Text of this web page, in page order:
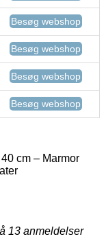
Besøg webshop
Besøg webshop
Besøg webshop
Besøg webshop
cm – Marmor
13 anmeldelser